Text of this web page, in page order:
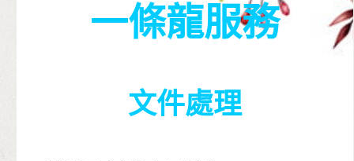
一條龍服務
文件處理